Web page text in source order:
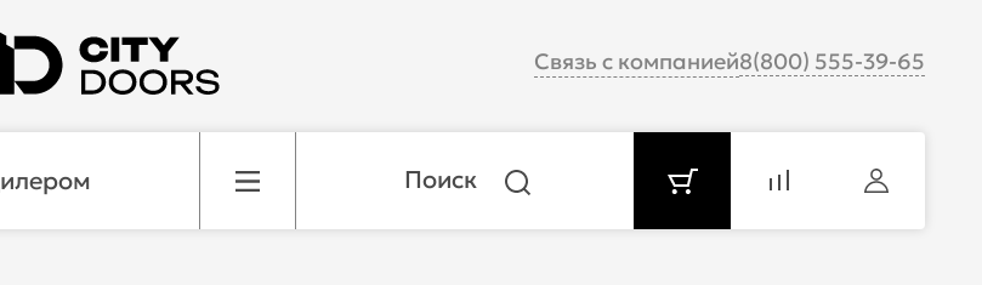
Связь с компанией8(800) 555-39-65